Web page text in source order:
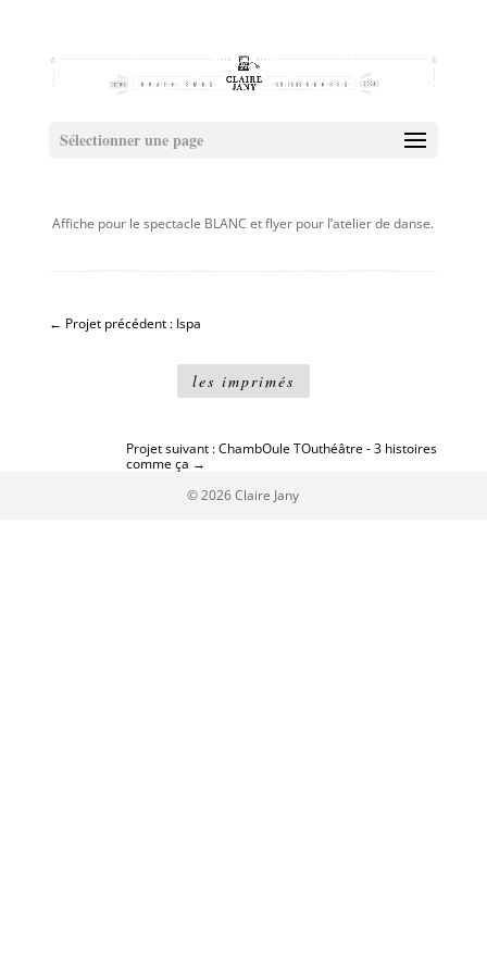
Sélectionner une page
Affiche pour le spectacle BLANC et flyer pour l’atelier de danse.
← Projet précédent : Ispa
les imprimés
Projet suivant : ChambOule TOuthéâtre - 3 histoires
comme ça →
© 2026 Claire Jany